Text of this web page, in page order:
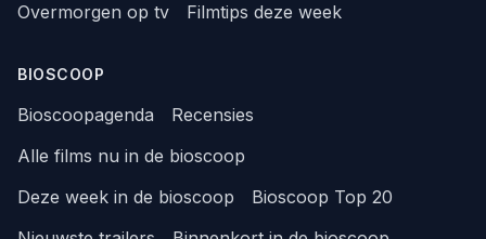
Overmorgen op tv
Filmtips deze week
BIOSCOOP
Bioscoopagenda
Recensies
Alle films nu in de bioscoop
Deze week in de bioscoop
Bioscoop Top 20